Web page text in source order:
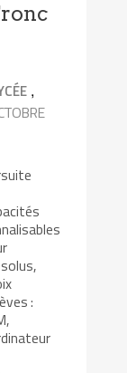
,
: